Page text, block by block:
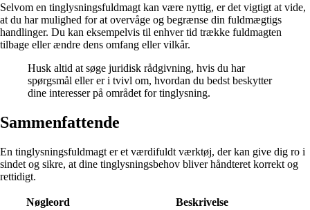
Selvom en tinglysningsfuldmagt kan være nyttig, er det vigtigt at vide,
at du har mulighed for at overvåge og begrænse din fuldmægtigs
handlinger. Du kan eksempelvis til enhver tid trække fuldmagten
tilbage eller ændre dens omfang eller vilkår.
Husk altid at søge juridisk rådgivning, hvis du har
spørgsmål eller er i tvivl om, hvordan du bedst beskytter
dine interesser på området for tinglysning.
Sammenfattende
En tinglysningsfuldmagt er et værdifuldt værktøj, der kan give dig ro i
sindet og sikre, at dine tinglysningsbehov bliver håndteret korrekt og
rettidigt.
Nøgleord
Beskrivelse